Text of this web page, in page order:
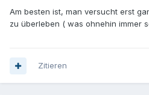
Am besten ist, man versucht erst
zu überleben ( was ohnehin immer
Zitieren